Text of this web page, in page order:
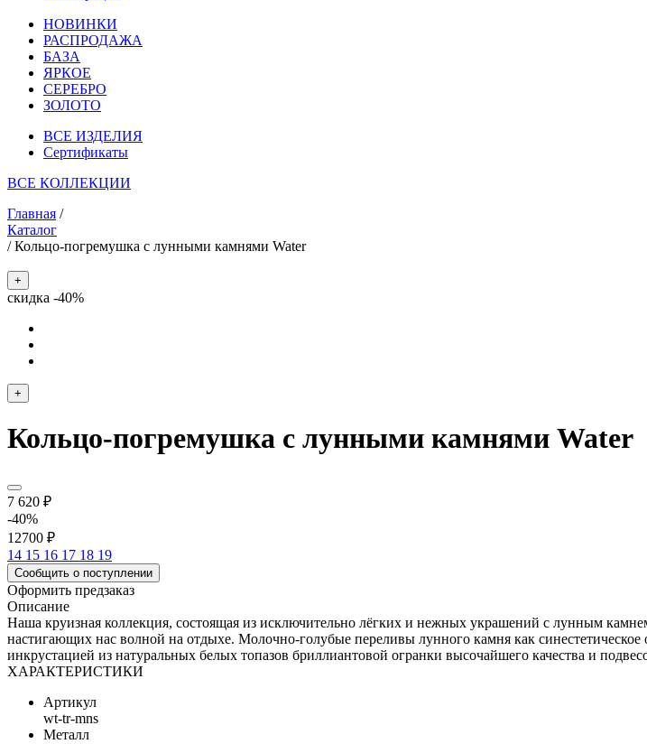
НОВИНКИ
РАСПРОДАЖА
БАЗА
ЯРКОЕ
СЕРЕБРО
ЗОЛОТО
ВСЕ ИЗДЕЛИЯ
Сертификаты
ВСЕ КОЛЛЕКЦИИ
Главная /
Каталог
/Кольцо-погремушка с лунными камнями Water
+
скидка -40%
+
Кольцо-погремушка с лунными камнями Water
7 620 ₽
-40%
12700 ₽
14 15 16 17 18 19
Сообщить о поступлении
Оформить предзаказ
Описание
Наша круизная коллекция, состоящая из исключительно лёгких и нежных украшений с лунным
настигающих нас волной на отдыхе. Молочно-голубые переливы лунного камня как
инкрустацией из натуральных белых топазов бриллиантовой огранки высочайшего качества и
ХАРАКТЕРИСТИКИ
Артикул
wt-tr-mns
Металл